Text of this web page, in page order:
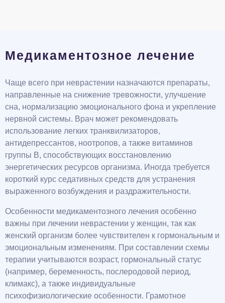
Медикаментозное лечение
Чаще всего при неврастении назначаются препараты,
направленные на снижение тревожности, улучшение
сна, нормализацию эмоционального фона и укрепление
нервной системы. Врач может рекомендовать
использование легких транквилизаторов,
антидепрессантов, ноотропов, а также витаминов
группы B, способствующих восстановлению
энергетических ресурсов организма. Иногда требуется
короткий курс седативных средств для устранения
выраженного возбуждения и раздражительности.
Особенности медикаментозного лечения особенно
важны при лечении неврастении у женщин, так как
женский организм более чувствителен к гормональным и
эмоциональным изменениям. При составлении схемы
терапии учитываются возраст, гормональный статус
(например, беременность, послеродовой период,
климакс), а также индивидуальные
психофизиологические особенности. Грамотное